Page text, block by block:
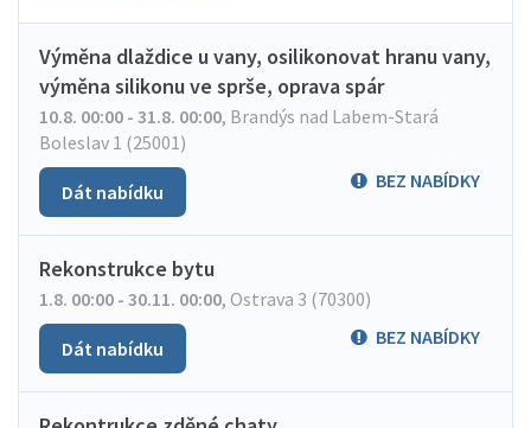
Výměna dlaždice u vany, osilikonovat hranu vany,
výměna silikonu ve sprše, oprava spár
10.8. 00:00 - 31.8. 00:00, Brandýs nad Labem-Stará
Boleslav 1 (25001)
BEZ NABÍDKY
Dát nabídku
Rekonstrukce bytu
1.8. 00:00 - 30.11. 00:00, Ostrava 3 (70300)
BEZ NABÍDKY
Dát nabídku